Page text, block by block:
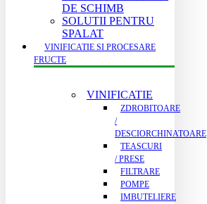
DE SCHIMB
SOLUTII PENTRU
SPALAT
VINIFICATIE SI PROCESARE
FRUCTE
VINIFICATIE
ZDROBITOARE
/
DESCIORCHINATOARE
TEASCURI
/ PRESE
FILTRARE
POMPE
IMBUTELIERE